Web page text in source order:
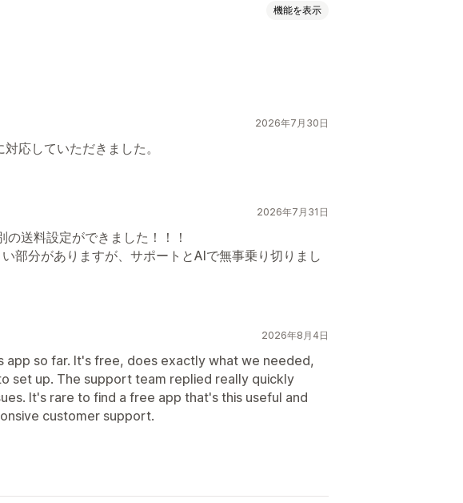
複数言語
ル
機能を表示
ン 準備時間 注文制限
2026年7月30日
応していただきました。
2026年7月31日
送料設定ができました！！！
部分がありますが、サポートとAIで無事乗り切りまし
2026年8月4日
app so far. It's free, does exactly what we needed,
set up. The support team replied really quickly
It's rare to find a free app that's this useful and
customer support.